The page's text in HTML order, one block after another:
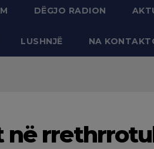
DËGJO RADION
LUSHNJË NA
në